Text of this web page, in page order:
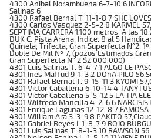
4300 Anibal Norambuena 6-7-10 6
Salinas 6
4300 Rafael Bernal T. 11-1-8 7 SHE
4300 Carlos Vasquez 2-5-2 8 KARMEL
SEPTIMA CARRERA 1.100 metros. A las
DUK C. Pista Arena. Indice: 8 al 5
Quinela, Trifecta, Gran Superfecta N°2,
Doble De Mil Nº 7, (pozos Estimados
Gran Superfecta N° 2 $2.000.000)
4301 Luis Salinas T. 6-4-7 1 ALGO LE
4301 Ines Maffud 9-1-3 2 DOñA PILO
4301 Rafael Bernal T. 9-15-11 3 KYOMI
4301 Victor Caballeria 6-10-14 4
4301 Victor Caballeria 5-5-12 5 LA TIA
4301 Wilfredo Mancilla 4-2-6 6
4301 Enrique Lagunas 12-12-8 7
4301 William Ara 3-3-9 8 PAKITO
4301 Gabriel Reyes I. 1-8-7 9 ROJO
4301 Luis Salinas T. 8-1-3 10 RAWSON